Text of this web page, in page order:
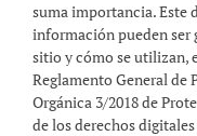
suma importancia. Este
información pueden ser
sitio y cómo se utilizan,
Reglamento General de
Orgánica 3/2018 de
de los derechos